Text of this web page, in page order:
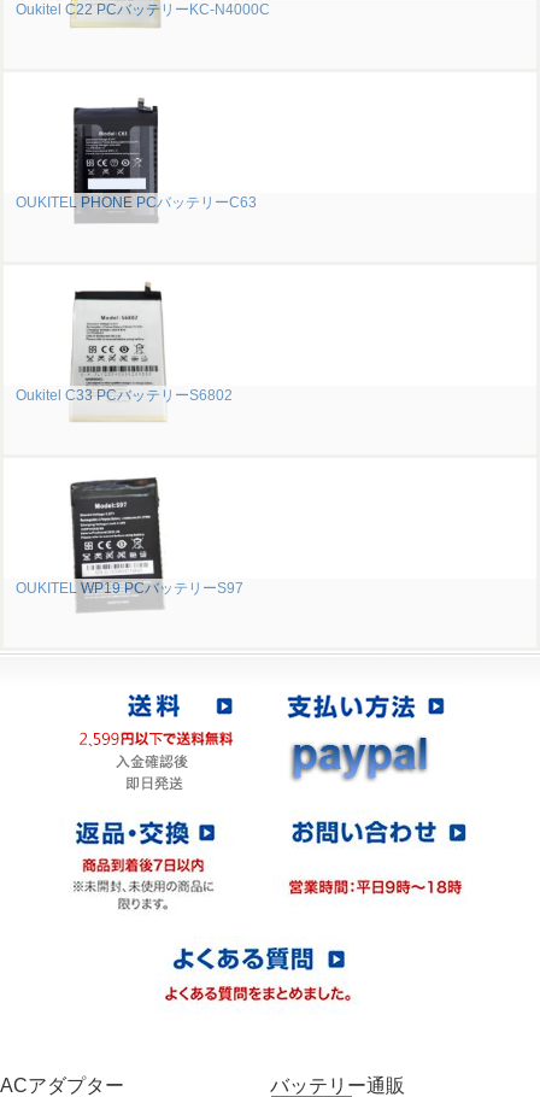
Oukitel C22 PCバッテリーKC-N4000C
OUKITEL PHONE PCバッテリーC63
Oukitel C33 PCバッテリーS6802
OUKITEL WP19 PCバッテリーS97
ACアダプター バッテリー通販